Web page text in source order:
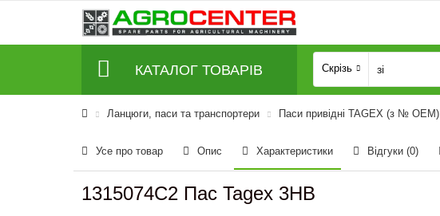
КАТАЛОГ ТОВАРІВ Скрізь
Ланцюги, паси та транспортери Паси привідні TAGEX (з № OEM)
Усе про товар Опис Характеристики Відгуки (0)
1315074C2 Пас Tagex 3HB